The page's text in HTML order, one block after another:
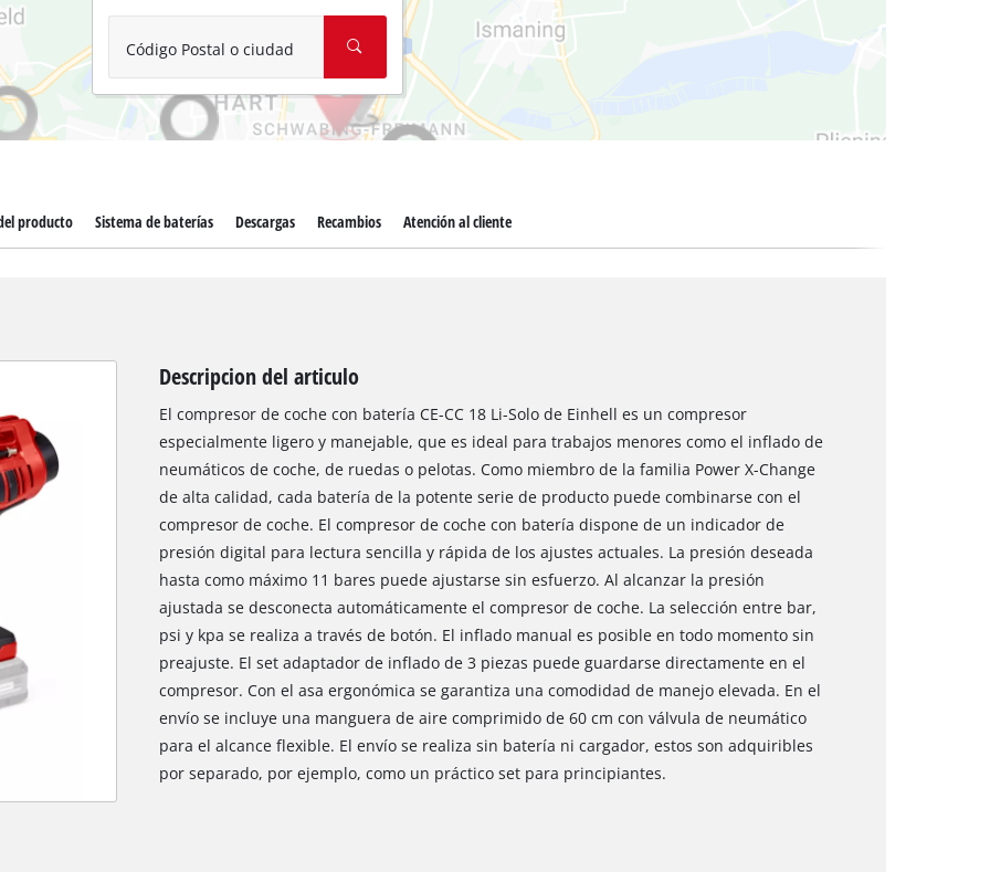
Aspirador de materiales húmedos y secos
Aspiradoras para cenizas
Más herramientas de limpieza
Hidrolavadoras
Arrancadores
Código Postal o ciudad
producto Sistema de baterías Descargas Recambios Atención al cliente
Descripcion del articulo
El compresor de coche con batería CE-CC 18 Li-Solo de Einhell es un compresor
especialmente ligero y manejable, que es ideal para trabajos menores como el inflado de
neumáticos de coche, de ruedas o pelotas. Como miembro de la familia Power X-Change
de alta calidad, cada batería de la potente serie de producto puede combinarse con el
compresor de coche. El compresor de coche con batería dispone de un indicador de
presión digital para lectura sencilla y rápida de los ajustes actuales. La presión deseada
hasta como máximo 11 bares puede ajustarse sin esfuerzo. Al alcanzar la presión
ajustada se desconecta automáticamente el compresor de coche. La selección entre bar,
psi y kpa se realiza a través de botón. El inflado manual es posible en todo momento sin
preajuste. El set adaptador de inflado de 3 piezas puede guardarse directamente en el
compresor. Con el asa ergonómica se garantiza una comodidad de manejo elevada. En el
envío se incluye una manguera de aire comprimido de 60 cm con válvula de neumático
para el alcance flexible. El envío se realiza sin batería ni cargador, estos son adquiribles
por separado, por ejemplo, como un práctico set para principiantes.